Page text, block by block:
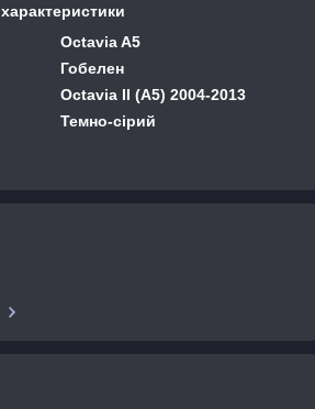
Octavia A5
Гобелен
Octavia II (A5) 2004-2013
Темно-сірий